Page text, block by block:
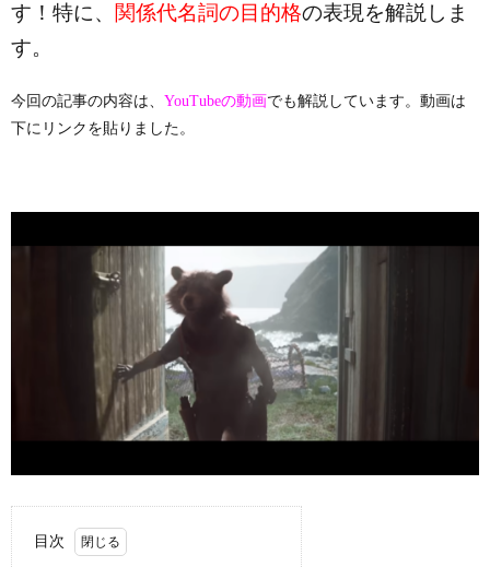
す！特に、 関係代名詞の目的格の表現を解説しま
す。
今回の記事の内容は、 YouTubeの動画でも解説しています。動画は
下にリンクを貼りました。
目次